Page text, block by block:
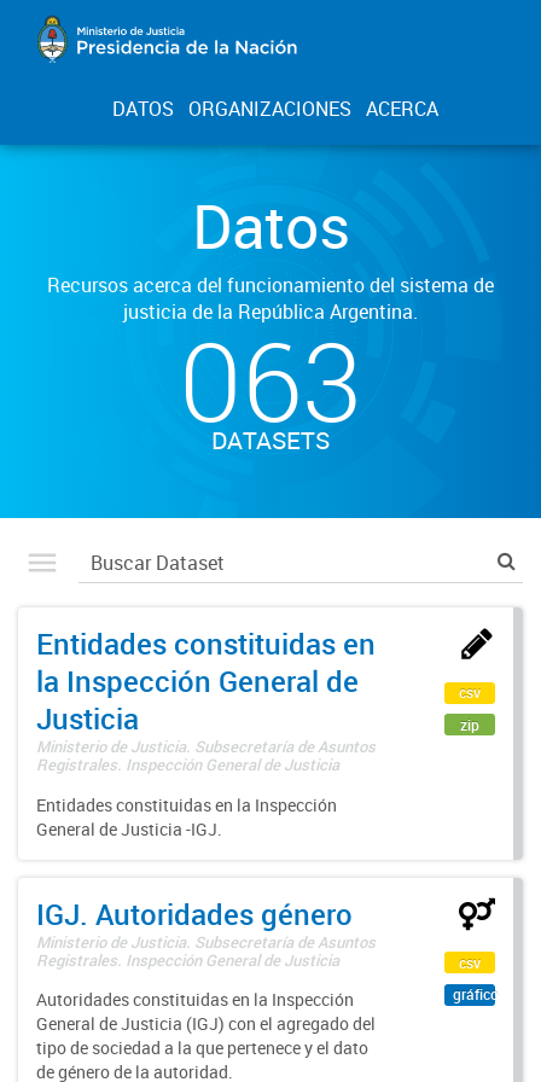
DATOS ORGANIZACIONES ACERCA
Datos
Recursos acerca del funcionamiento del sistema de
justicia de la República Argentina.
063
DATASETS
Entidades constituidas en
la Inspección General de
Justicia
Ministerio de Justicia. Subsecretaría de Asuntos
Registrales. Inspección General de Justicia
Entidades constituidas en la Inspección
General de Justicia -IGJ.
csv
zip
IGJ. Autoridades género
Ministerio de Justicia. Subsecretaría de Asuntos
Registrales. Inspección General de Justicia
Autoridades constituidas en la Inspección
General de Justicia (IGJ) con el agregado del
tipo de sociedad a la que pertenece y el dato
de género de la autoridad.
csv
gráfico